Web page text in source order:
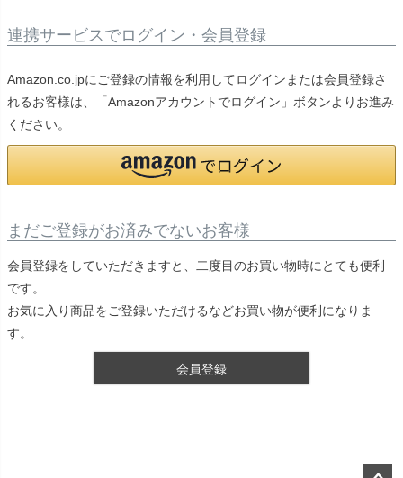
連携サービスでログイン・会員登録
Amazon.co.jpにご登録の情報を利用してログインまたは会員登録さ
れるお客様は、「Amazonアカウントでログイン」ボタンよりお進み
ください。
まだご登録がお済みでないお客様
会員登録をしていただきますと、二度目のお買い物時にとても便利
です。
お気に入り商品をご登録いただけるなどお買い物が便利になりま
す。
会員登録